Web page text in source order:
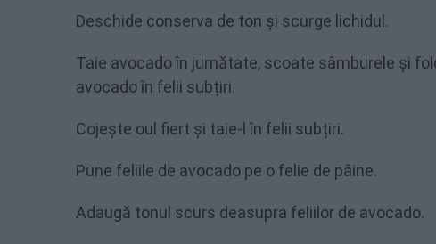
Deschide conserva de ton și scurge lichidul.
Taie avocado în jumătate, scoate sâmburele și
avocado în felii subțiri.
Cojește oul fiert și taie-l în felii subțiri.
Pune feliile de avocado pe o felie de pâine.
Adaugă tonul scurs deasupra feliilor de avocado.